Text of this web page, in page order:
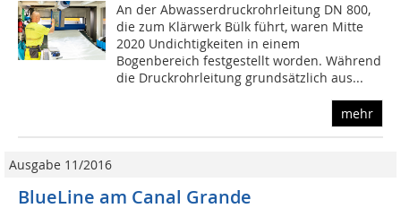
An der Abwasserdruckrohrleitung DN 800,
die zum Klärwerk Bülk führt, waren Mitte
2020 Undichtigkeiten in einem
Bogenbereich festgestellt worden. Während
die Druckrohrleitung grundsätzlich aus...
mehr
Ausgabe 11/2016
BlueLine am Canal Grande